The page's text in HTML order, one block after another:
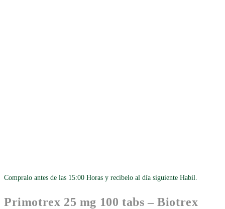
Compralo antes de las 15:00 Horas y recibelo al día siguiente Habil.
Primotrex 25 mg 100 tabs – Biotrex